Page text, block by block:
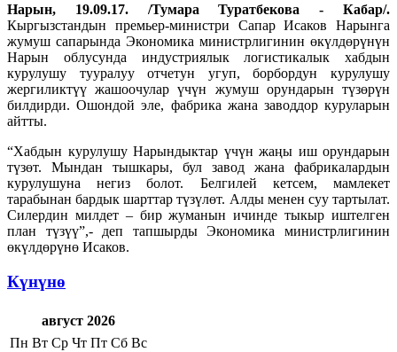
Нарын, 19.09.17. /Тумара Туратбекова - Кабар/.
Кыргызстандын премьер-министри Сапар Исаков Нарынга
жумуш сапарында Экономика министрлигинин өкүлдөрүнүн
Нарын облусунда индустриялык логистикалык хабдын
курулушу тууралуу отчетун угуп, борбордун курулушу
жергиликтүү жашоочулар үчүн жумуш орундарын түзөрүн
билдирди. Ошондой эле, фабрика жана заводдор куруларын
айтты.
“Хабдын курулушу Нарындыктар үчүн жаңы иш орундарын
түзөт. Мындан тышкары, бул завод жана фабрикалардын
курулушуна негиз болот. Белгилей кетсем, мамлекет
тарабынан бардык шарттар түзүлөт. Алды менен суу тартылат.
Силердин милдет – бир жуманын ичинде тыкыр иштелген
план түзүү”,- деп тапшырды Экономика министрлигинин
өкүлдөрүнө Исаков.
Күнүнө
август 2026
Пн Вт Ср Чт Пт Сб Вс